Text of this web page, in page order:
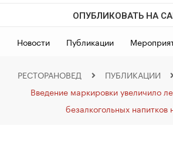
ОПУБЛИКОВАТЬ НА
Новости Публикации
РЕСТОРАНОВЕД ПУБЛИКАЦИИ
Введение маркировки увеличило
безалкогольных напитков